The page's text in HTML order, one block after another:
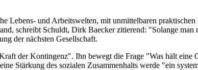
Lebens- und Arbeitswelten, mit unmittelbaren
schreibt Schuldt, Dirk Baecker zitierend: "Solange man
der nächsten Gesellschaft.
der Kontingenz". Ihn bewegt die Frage "Was hält eine
Stärkung des sozialen Zusammenhalts werde "ein